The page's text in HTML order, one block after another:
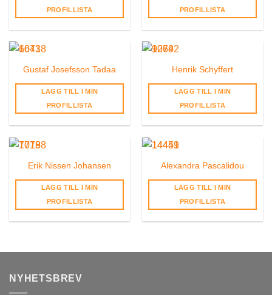
PROFILLISTA
PROFILLISTA
Gustaf Josefsson Tadaa
LÄGG TILL I MIN
PROFILLISTA
Henrik Schyffert
LÄGG TILL I MIN
PROFILLISTA
Erik Nissen Johansen
LÄGG TILL I MIN
PROFILLISTA
Alexandra Pascalidou
LÄGG TILL I MIN
PROFILLISTA
NYHETSBREV